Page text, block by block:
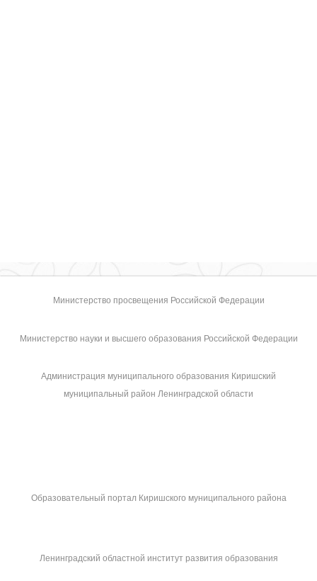
Министерство просвещения Российской Федерации
Министерство науки и высшего образования Российской Федерации
Администрация муниципального образования Киришский
муниципальный район Ленинградской области
Образовательный портал Киришского муниципального района
Ленинградский областной институт развития образования